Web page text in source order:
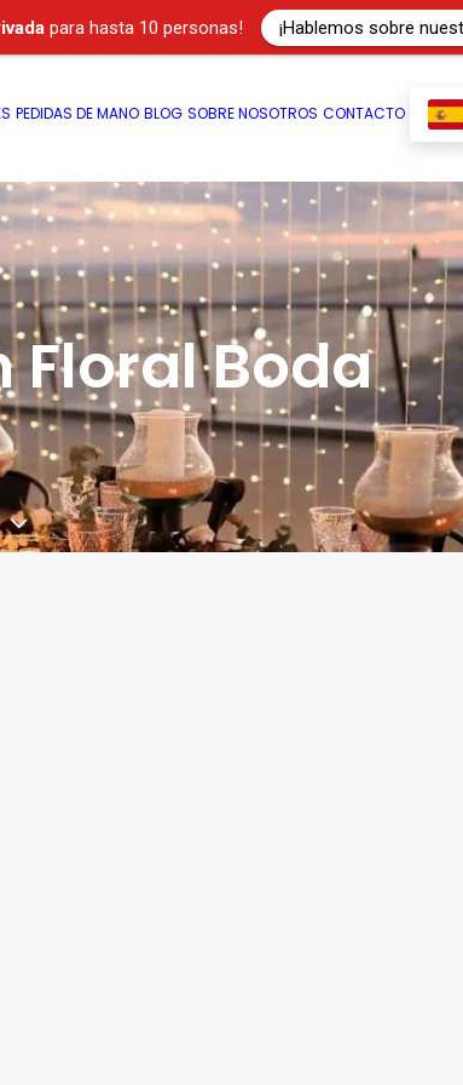
PEDIDAS DE MANO BLOG SOBRE NOSOTROS CONTACTO
Floral Boda
para hasta 10 personas! ¡Hablemos sobre